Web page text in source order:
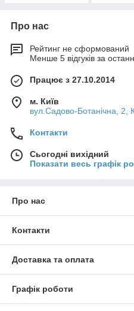
Про нас
Рейтинг не сформований
Менше 5 відгуків за
Працює з 27.10.2014
м. Київ
вул.Садово-Ботанічна, 2,
Контакти
Сьогодні вихідний
Показати весь графік
Про нас
Контакти
Доставка та оплата
Графік роботи